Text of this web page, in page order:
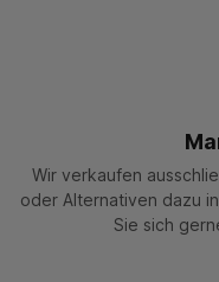
Wir verkaufen
oder Alternativen dazu
Sie sich